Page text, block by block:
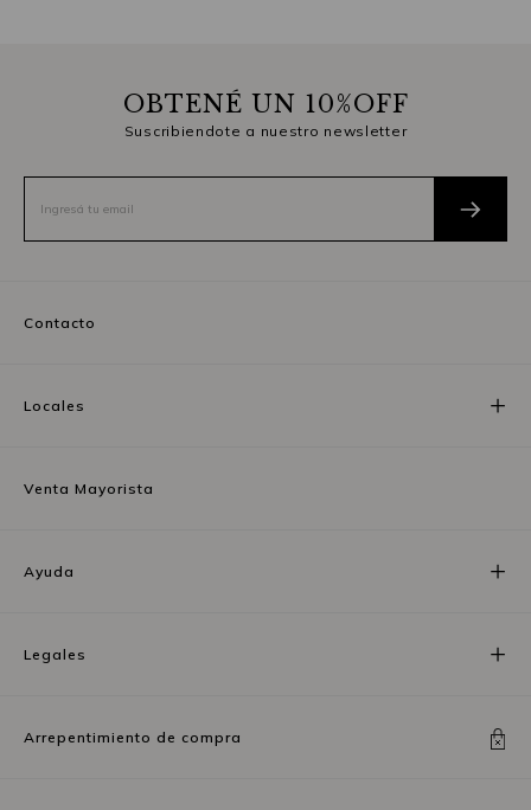
OBTENÉ UN 10%OFF
Suscribiendote a nuestro newsletter
Contacto
Locales
Venta Mayorista
Ayuda
Legales
Arrepentimiento de compra